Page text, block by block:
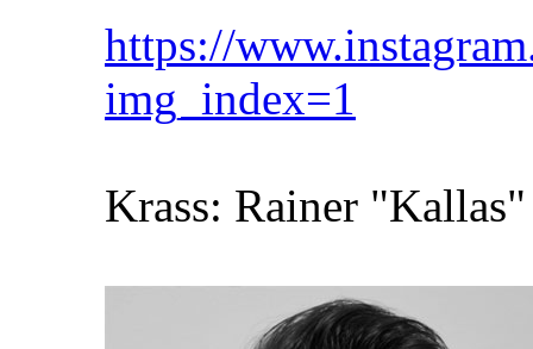
https://
img_index=1
Krass: Rainer